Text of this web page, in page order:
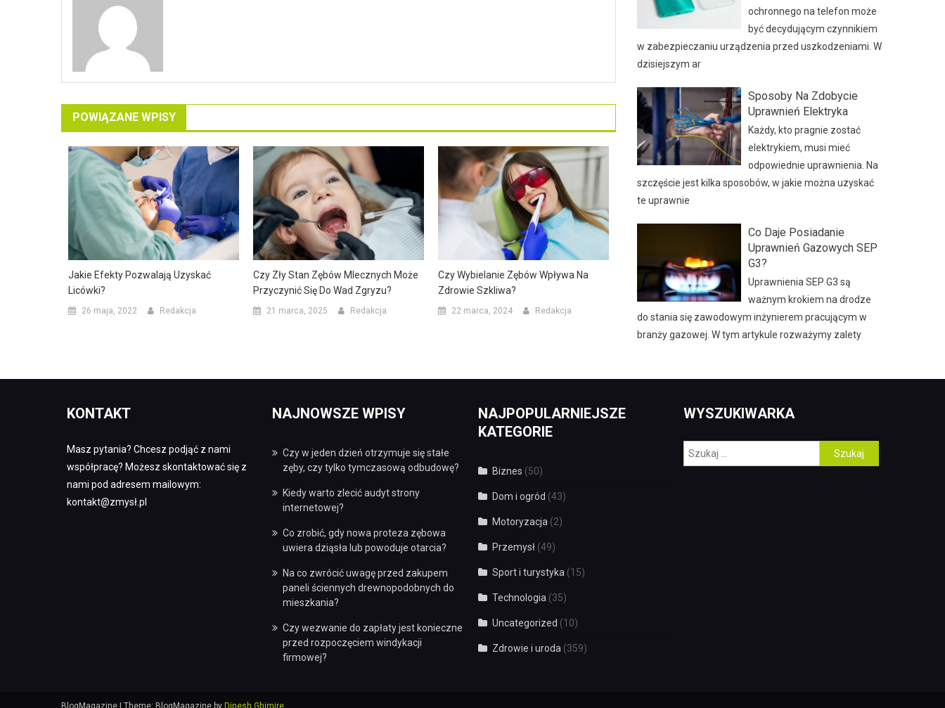
POWIĄZANE WPISY
Jakie Efekty Pozwalają Uzyskać
Licówki?
26 maja, 2022 Redakcja
Czy Zły Stan Zębów Mlecznych Może
Przyczynić Się Do Wad Zgryzu?
21 marca, 2025 Redakcja
Czy Wybielanie Zębów Wpływa Na
Zdrowie Szkliwa?
22 marca, 2024 Redakcja
ochronnego na telefon może
być decydującym czynnikiem
w zabezpieczaniu urządzenia przed uszkodzeniami. W
dzisiejszym ar
Sposoby Na Zdobycie
Uprawnień Elektryka
Każdy, kto pragnie zostać
elektrykiem, musi mieć
odpowiednie uprawnienia. Na
szczęście jest kilka sposobów, w jakie można uzyskać
te uprawnie
Co Daje Posiadanie
Uprawnień Gazowych SEP
G3?
Uprawnienia SEP G3 są
ważnym krokiem na drodze
do stania się zawodowym inżynierem pracującym w
branży gazowej. W tym artykule rozważymy zalety
KONTAKT
Masz pytania? Chcesz podjąć z nami
współpracę? Możesz skontaktować się z
nami pod adresem mailowym:
kontakt@zmysł.pl
NAJNOWSZE WPISY
Czy w jeden dzień otrzymuje się stałe
zęby, czy tylko tymczasową odbudowę?
Kiedy warto zlecić audyt strony
internetowej?
Co zrobić, gdy nowa proteza zębowa
uwiera dziąsła lub powoduje otarcia?
Na co zwrócić uwagę przed zakupem
paneli ściennych drewnopodobnych do
mieszkania?
Czy wezwanie do zapłaty jest konieczne
przed rozpoczęciem windykacji
firmowej?
NAJPOPULARNIEJSZE
KATEGORIE
Biznes (50)
Dom i ogród (43)
Motoryzacja (2)
Przemysł(49)
Sport i turystyka (15)
Technologia (35)
Uncategorized (10)
Zdrowie i uroda (359)
WYSZUKIWARKA
Szukaj:
BlogMagazine Theme: BlogMagazine by Dinesh Ghimire